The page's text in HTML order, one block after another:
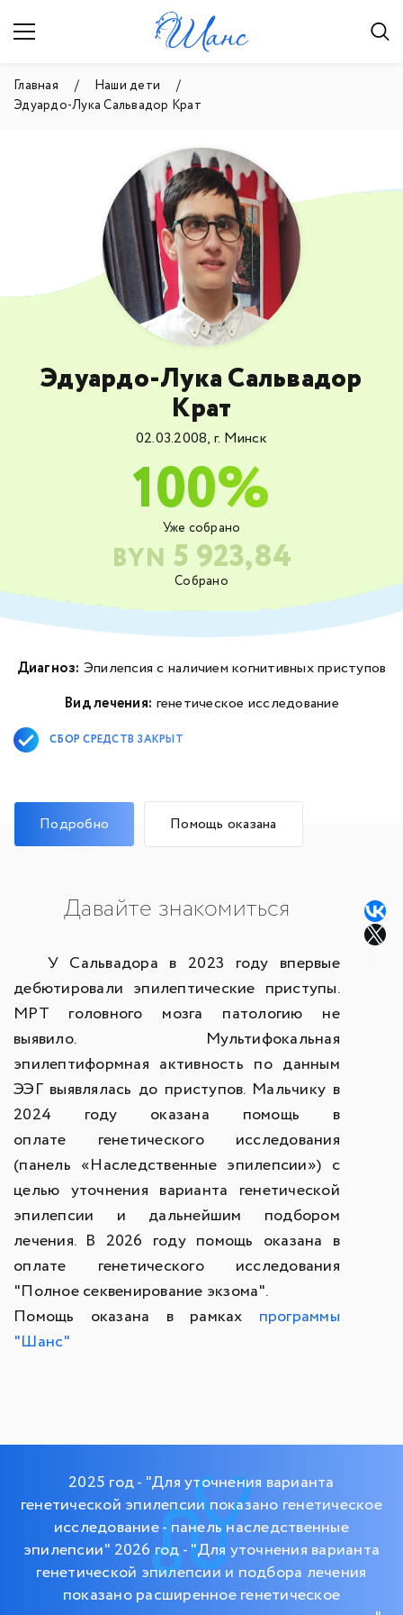
Главная
Наши дети
Эдуардо-Лука Сальвадор Крат
Собрано
BYN 5 923,84
Уже собрано
100%
Эдуардо-Лука Сальвадор
Крат
02.03.2008, г. Минск
Диагноз: Эпилепсия с наличием когнитивных приступов
Вид лечения: генетическое исследование
СБОР СРЕДСТВ ЗАКРЫТ
Подробно Помощь оказана
Давайте знакомиться
У Сальвадора в 2023 году впервые
дебютировали эпилептические приступы.
МРТ головного мозга патологию не
выявило. Мультифокальная
эпилептиформная активность по данным
ЭЭГ выявлялась до приступов. Мальчику в
2024 году оказана помощь в
оплате генетического исследования
(панель «Наследственные эпилепсии») с
целью уточнения варианта генетической
эпилепсии и дальнейшим подбором
лечения. В 2026 году помощь оказана в
оплате генетического исследования
"Полное секвенирование экзома".
Помощь оказана в рамках программы
"Шанс"
2025 год - "Для уточнения варианта
генетической эпилепсии показано генетическое
исследование - панель наследственные
эпилепсии" 2026 год - "Для уточнения варианта
генетической эпилепсии и подбора лечения
показано расширенное генетическое